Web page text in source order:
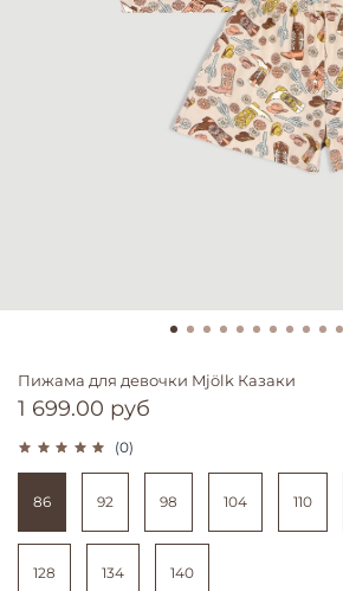
(0)
Пижама для девочки Mjölk Казаки
1 699.00 руб
86 92 98 104 110
128 134 140